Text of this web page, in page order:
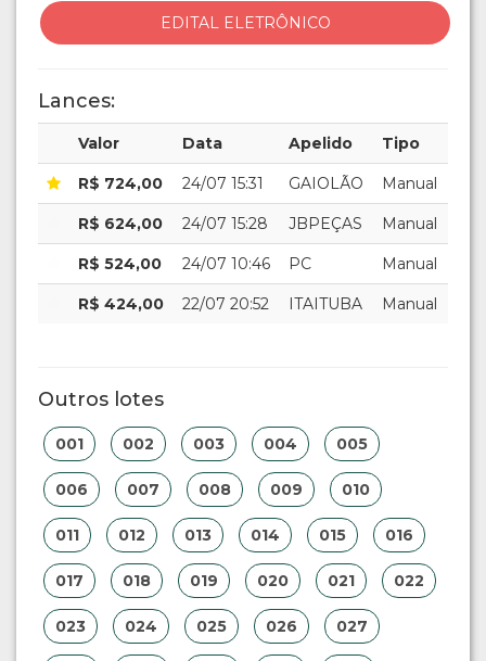
EDITAL ELETRÔNICO
Lances:
Valor Data Apelido Tipo
R$ 724,00 24/07 15:31 GAIOLÃO Manual
R$ 624,00 24/07 15:28 JBPEÇAS Manual
R$ 524,00 24/07 10:46 PC Manual
R$ 424,00 22/07 20:52 ITAITUBA Manual
Outros lotes
001 002 003 004 005
006 007 008 009 010
011 012 013 014 015 016
017 018 019 020 021 022
023 024 025 026 027